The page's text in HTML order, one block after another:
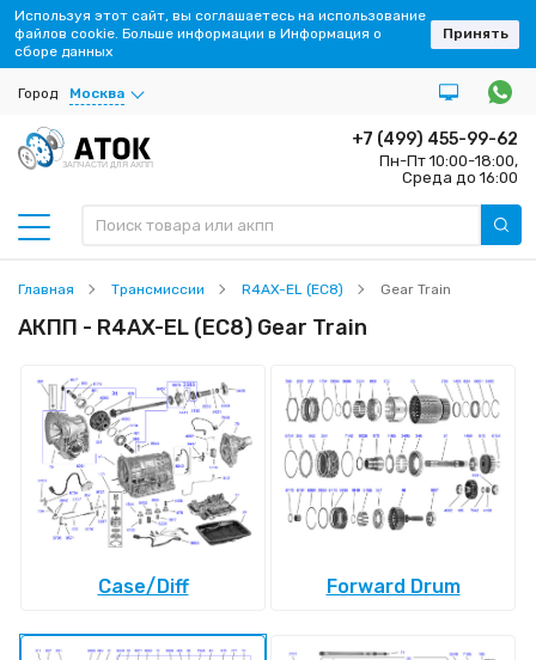
Город Москва
ЗАПЧАСТИ ДЛЯ АКПП
+7 (499) 455-99-62
Пн-Пт 10:00-18:00,
Среда до 16:00
Главная Трансмиссии R4AX-EL (EC8) Gear Train
АКПП - R4AX-EL (EC8) Gear Train
Case/Diff Forward Drum
Используя этот сайт, вы соглашаетесь на использование
файлов cookie. Больше информации в Информация о
сборе данных
Принять